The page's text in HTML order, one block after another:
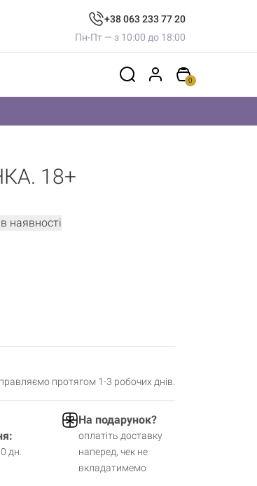
+38 063 233 77 20
Пн-Пт — з 10:00 до 18:00
0
18+
наявності
протягом 1-3 робочих днів.
дн.
На подарунок?
оплатіть доставку
наперед, чек не
вкладатимемо